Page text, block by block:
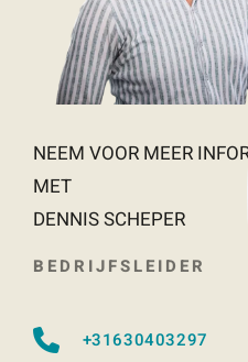
NEEM VOOR MEER
MET
DENNIS SCHEPER
BEDRIJFSLEIDER
+31630403297